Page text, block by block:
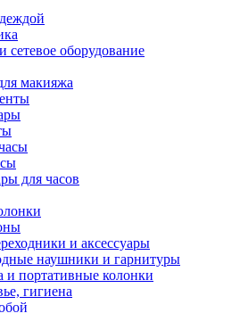
сетевое оборудование
макияжа
для часов
и аксессуары
наушники и гарнитуры
и портативные колонки
гигиена